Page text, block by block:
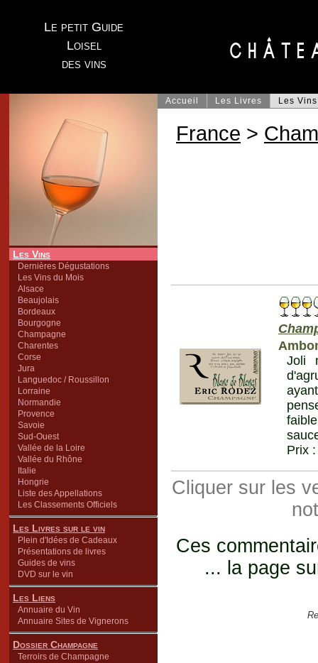
Le petit Guide
Loisel
des vins
Les Vins
Dernières Dégustations
Les Vins du Mois
Alsace
Beaujolais
Bordeaux
Bourgogne
Champagne
Charentes
Corse
Jura
Languedoc / Roussillon
Lorraine
Normandie
Provence
Savoie
Sud-Ouest
Vallée de la Loire
Vallée du Rhône
Italie
Hongrie
Liste des Appellations
Les Classements Officiels
Les Livres sur le vin
Plein d'Idées de Cadeaux
Présentations de livres
Guides de vins
DVD sur le vin
Les Liens
Annuaire du Vin
Annuaire Sites de Vignerons
Dossier Champagne
Terroirs de Champagne
Accueil Les Livres Les Vins
France >
Joli
Prix
Cliquer sur les
Ces
... la page